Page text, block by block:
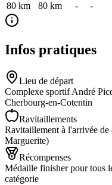
80 km
80 km - -
Infos pratiques
Lieu de départ
Complexe sportif André
Cherbourg-en-Cotentin
Ravitaillements
Ravitaillement à l'arrivée
Marguerite)
Récompenses
Médaille finisher pour tous
catégorie